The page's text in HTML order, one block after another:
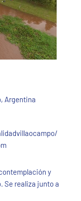
Argentina
y
Se realiza junto a